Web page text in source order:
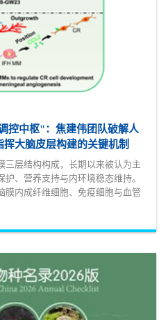
控中枢"：焦建伟团队破解人
大脑皮层构建的关键机制
三层结构构成，长期以来被认为主
、营养支持与内环境稳态维持。
膜内成纤维细胞、免疫细胞与血管